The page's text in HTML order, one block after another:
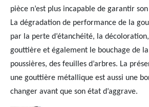
pièce n’est plus incapable de garantir
La dégradation de performance de la
par la perte d’étanchéité, la
gouttière et également le bouchage de
poussières, des feuilles d’arbres. La
une gouttière métallique est aussi une
changer avant que son état d’aggrave.